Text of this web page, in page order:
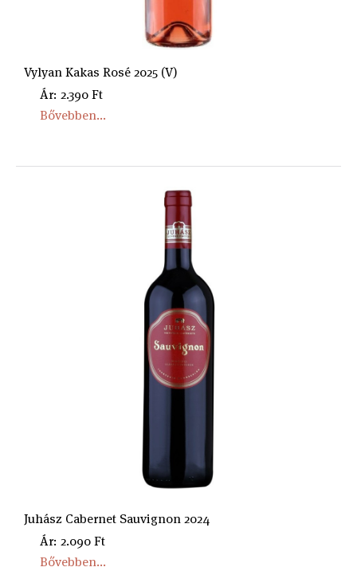
Vylyan Kakas Rosé 2025 (V)
Ár: 2.390 Ft
Bővebben...
Juhász Cabernet Sauvignon 2024
Ár: 2.090 Ft
Bővebben...